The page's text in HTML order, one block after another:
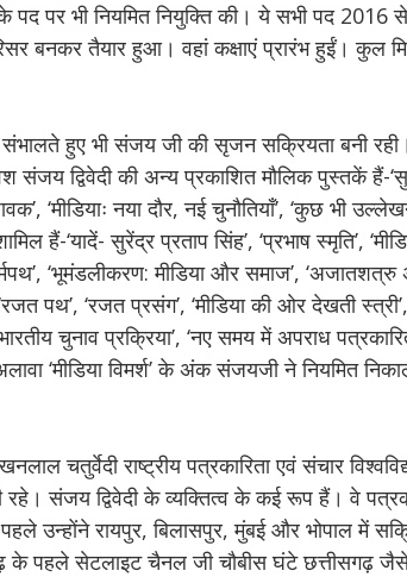
पद पर भी नियमित नियुक्ति की। ये सभी पद 2016
बनकर तैयार हुआ। वहां कक्षाएं प्रारंभ हुईं। कुल
हुए भी संजय जी की सृजन सक्रियता बनी
संजय द्विवेदी की अन्य प्रकाशित मौलिक पुस्तकें हैं-
‘मीडियाः नया दौर, नई चुनौतियाँ’, ‘कुछ भी
‘यादें- सुरेंद्र प्रताप सिंह’, ‘प्रभाष स्मृति’,
‘भूमंडलीकरण: मीडिया और समाज’, ‘अजातशत्रु
पथ’, ‘रजत प्रसंग’, ‘मीडिया की ओर देखती स्त्री’,
चुनाव प्रक्रिया’, ‘नए समय में अपराध
‘मीडिया विमर्श’ के अंक संजयजी ने नियमित
चतुर्वेदी राष्ट्रीय पत्रकारिता एवं संचार
रहे। संजय द्विवेदी के व्यक्तित्व के कई रूप हैं। वे
उन्होंने रायपुर, बिलासपुर, मुंबई और भोपाल में
पहले सेटलाइट चैनल जी चौबीस घंटे छत्तीसगढ़ जैसे